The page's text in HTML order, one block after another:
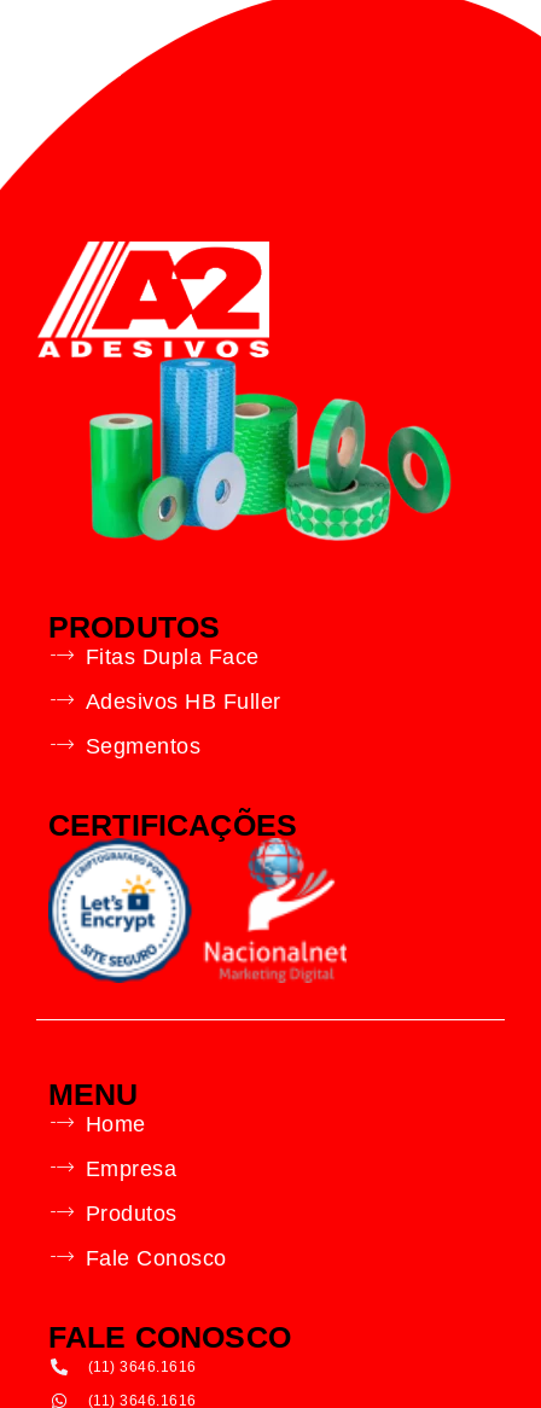
PRODUTOS
Fitas Dupla Face
Adesivos HB Fuller
Segmentos
CERTIFICAÇÕES
MENU
Home
Empresa
Produtos
Fale Conosco
FALE CONOSCO
(11) 3646.1616
(11) 3646.1616